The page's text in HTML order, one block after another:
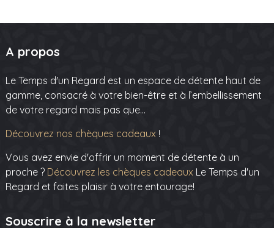
A propos
Le Temps d'un Regard est un espace de détente haut de
gamme, consacré à votre bien-être et à l’embellissement
de votre regard mais pas que…
Découvrez nos chèques cadeaux !
Vous avez envie d'offrir un moment de détente à un
proche ? Découvrez les chèques cadeauxLe Temps d'un
Regard et faites plaisir à votre entourage!
Souscrire à la newsletter